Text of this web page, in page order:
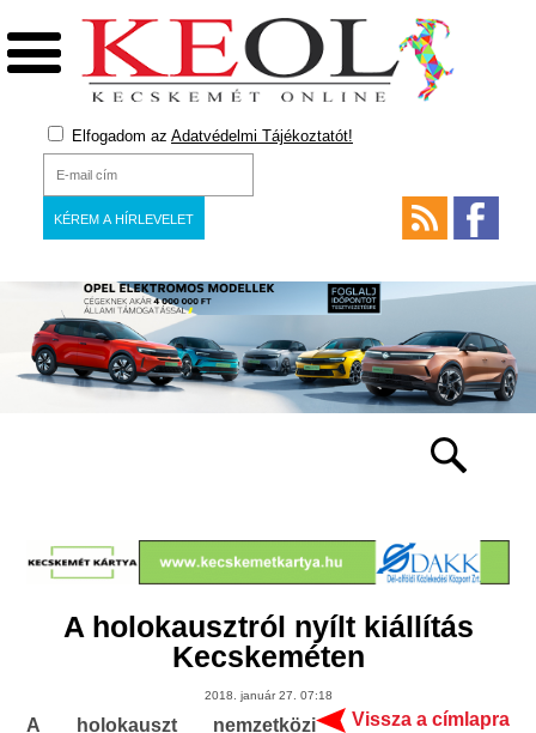
Elfogadom az Adatvédelmi Tájékoztatót!
A holokausztról nyílt kiállítás
Kecskeméten
2018. január 27. 07:18
Vissza a címlapra
A holokauszt nemzetközi